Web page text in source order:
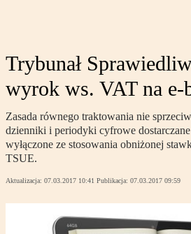
Trybunał
wyrok ws. VAT na e-
Zasada równego traktowania nie
dzienniki i periodyki cyfrowe
wyłączone ze stosowania obniżonej
TSUE.
Aktualizacja: 07.03.2017 10:41 Publikacja: 07.03.2017 09:59